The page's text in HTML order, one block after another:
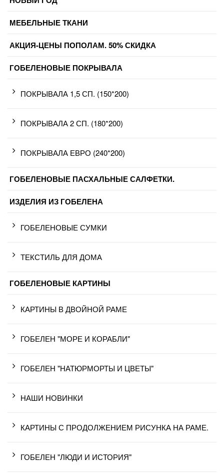
МЕБЕЛЬНЫЕ ТКАНИ
АКЦИЯ-ЦЕНЫ ПОПОЛАМ. 50% СКИДКА
ГОБЕЛЕНОВЫЕ ПОКРЫВАЛА
ПОКРЫВАЛА 1,5 СП. (150*200)
ПОКРЫВАЛА 2 СП. (180*200)
ПОКРЫВАЛА ЕВРО (240*200)
ГОБЕЛЕНОВЫЕ ПАСХАЛЬНЫЕ САЛФЕТКИ.
ИЗДЕЛИЯ ИЗ ГОБЕЛЕНА
ГОБЕЛЕНОВЫЕ СУМКИ
ТЕКСТИЛЬ ДЛЯ ДОМА
ГОБЕЛЕНОВЫЕ КАРТИНЫ
КАРТИНЫ В ДВОЙНОЙ РАМЕ
ГОБЕЛЕН "МОРЕ И КОРАБЛИ"
ГОБЕЛЕН "НАТЮРМОРТЫ И ЦВЕТЫ"
НАШИ НОВИНКИ
КАРТИНЫ С ПРОДОЛЖЕНИЕМ РИСУНКА НА РАМЕ.
ГОБЕЛЕН "ЛЮДИ И ИСТОРИЯ"